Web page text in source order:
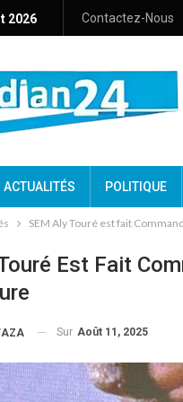
2026 Contactez-Nous
ACTUALITÉS POLITIQUE
SEM Aly Touré est fait
Est Fait
Sur Août 11, 2025